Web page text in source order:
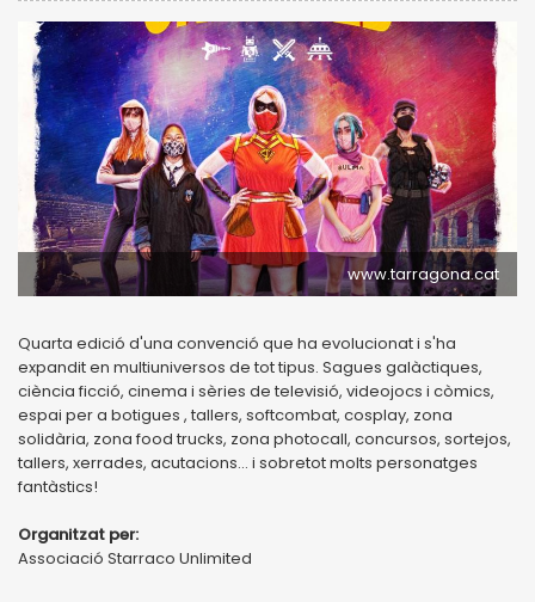
www.tarragona.cat
Quarta edició d'una convenció que ha evolucionat i s'ha
expandit en multiuniversos de tot tipus. Sagues galàctiques,
ciència ficció, cinema i sèries de televisió, videojocs i còmics,
espai per a botigues , tallers, softcombat, cosplay, zona
solidària, zona food trucks, zona photocall, concursos, sortejos,
tallers, xerrades, acutacions... i sobretot molts personatges
fantàstics!
Organitzat per:
Associació Starraco Unlimited